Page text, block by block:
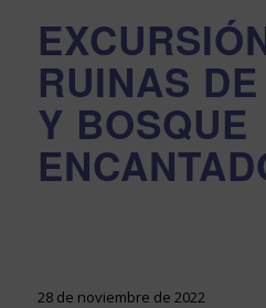
RUINAS
Y BOSQUE
28 de noviembre de 2022